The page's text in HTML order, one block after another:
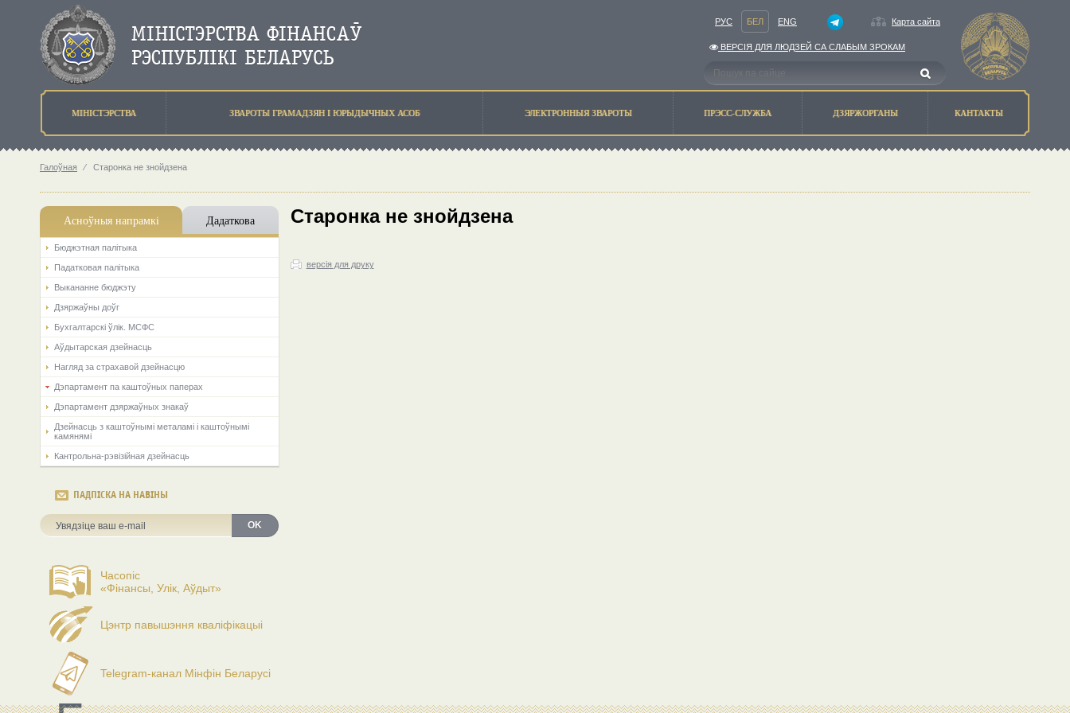
РУС БЕЛ ENG Карта сайта
ВЕРСIЯ ДЛЯ ЛЮДЗЕЙ СА СЛАБЫМ ЗРОКАМ
МIНIСТЭРСТВА ЗВАРОТЫ ГРАМАДЗЯН I ЮРЫДЫЧНЫХ АСОБ ЭЛЕКТРОННЫЯ ЗВАРОТЫ ПРЭСС-СЛУЖБА ДЗЯРЖОРГАНЫ КАНТАКТЫ
Галоўная ⁄ Старонка не знойдзена
Асноўныя напрамкi Дадаткова
Бюджэтная палiтыка
Падатковая палітыка
Выкананне бюджэту
Дзяржаўны доўг
Бухгалтарскі ўлік. МСФС
Аўдытарская дзейнасць
Нагляд за страхавой дзейнасцю
Дэпартамент па каштоўных паперах
Дэпартамент дзяржаўных знакаў
Дзейнасць з каштоўнымі металамі і каштоўнымі
камянямі
Кантрольна-рэвізійная дзейнасць
ПАДПІСКА НА НАВІНЫ
OK
Часопіс
«Фінансы, Улік, Аўдыт»
Цэнтр павышэння кваліфікацыі
Telegram-канал Мінфін Беларусі
Старонка не знойдзена
версія для друку